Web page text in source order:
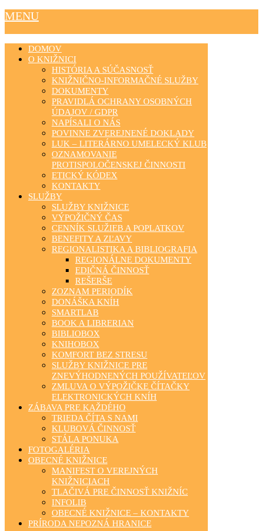
MENU
DOMOV
O KNIŽNICI
HISTÓRIA A SÚČASNOSŤ
KNIŽNIČNO-INFORMAČNÉ SLUŽBY
DOKUMENTY
PRAVIDLÁ OCHRANY OSOBNÝCH
ÚDAJOV / GDPR
NAPÍSALI O NÁS
POVINNE ZVEREJNENÉ DOKLADY
LUK – LITERÁRNO UMELECKÝ KLUB
OZNAMOVANIE
PROTISPOLOČENSKEJ ČINNOSTI
ETICKÝ KÓDEX
KONTAKTY
SLUŽBY
SLUŽBY KNIŽNICE
VÝPOŽIČNÝ ČAS
CENNÍK SLUŽIEB A POPLATKOV
BENEFITY A ZĽAVY
REGIONALISTIKA A BIBLIOGRAFIA
REGIONÁLNE DOKUMENTY
EDIČNÁ ČINNOSŤ
REŠERŠE
ZOZNAM PERIODÍK
DONÁŠKA KNÍH
SMARTLAB
BOOK A LIBRERIAN
BIBLIOBOX
KNIHOBOX
KOMFORT BEZ STRESU
SLUŽBY KNIŽNICE PRE
ZNEVÝHODNENÝCH POUŽÍVATEĽOV
ZMLUVA O VÝPOŽIČKE ČÍTAČKY
ELEKTRONICKÝCH KNÍH
ZÁBAVA PRE KAŽDÉHO
TRIEDA ČÍTA S NAMI
KLUBOVÁ ČINNOSŤ
STÁLA PONUKA
FOTOGALÉRIA
OBECNÉ KNIŽNICE
MANIFEST O VEREJNÝCH
KNIŽNICIACH
TLAČIVÁ PRE ČINNOSŤ KNIŽNÍC
INFOLIB
OBECNÉ KNIŽNICE – KONTAKTY
PRÍRODA NEPOZNÁ HRANICE